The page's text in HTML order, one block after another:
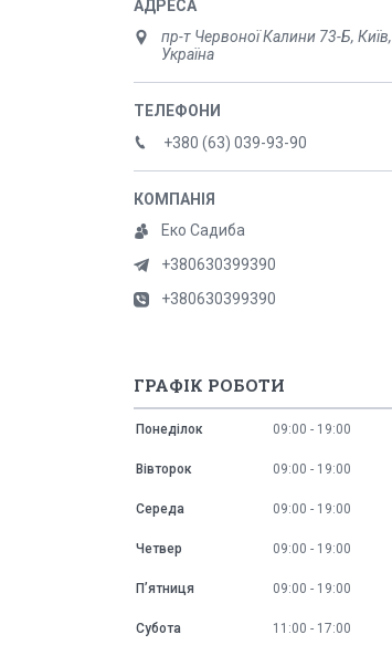
пр-т Червоної Калини 73-Б, Київ,
Україна
+380 (63) 039-93-90
Еко Садиба
+380630399390
+380630399390
ГРАФІК РОБОТИ
Понеділок 09:00 19:00
Вівторок 09:00 19:00
Середа 09:00 19:00
Четвер 09:00 19:00
Пʼятниця 09:00 19:00
Субота 11:00 17:00